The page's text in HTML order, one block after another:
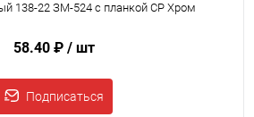
138-22 ЗМ-524 с планкой CP Хром
58.40 ₽ / шт
Подписаться